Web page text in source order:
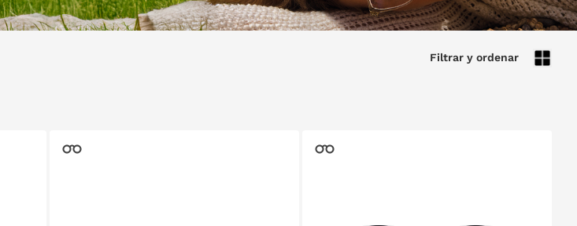
Filtrar y ordenar